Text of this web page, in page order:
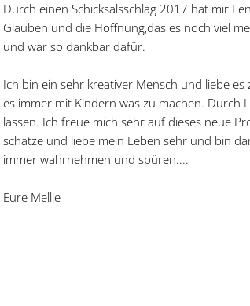
Durch einen Schicksalsschlag 2017 hat mir
Glauben und die Hoffnung,das es noch viel
und war so dankbar dafür.
Ich bin ein sehr kreativer Mensch und liebe
es immer mit Kindern was zu machen. Durch
lassen. Ich freue mich sehr auf dieses neue
schätze und liebe mein Leben sehr und bin
immer wahrnehmen und spüren....
Eure Mellie